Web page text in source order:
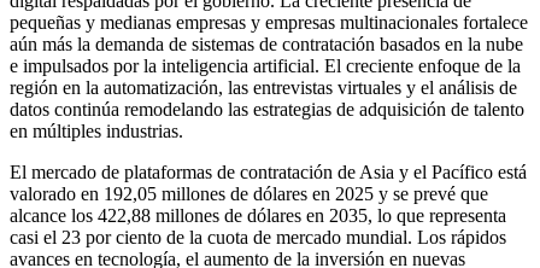
pequeñas y medianas empresas y empresas multinacionales fortalece
aún más la demanda de sistemas de contratación basados ​​en la nube
e impulsados ​​por la inteligencia artificial. El creciente enfoque de la
región en la automatización, las entrevistas virtuales y el análisis de
datos continúa remodelando las estrategias de adquisición de talento
en múltiples industrias.
El mercado de plataformas de contratación de Asia y el Pacífico está
valorado en 192,05 millones de dólares en 2025 y se prevé que
alcance los 422,88 millones de dólares en 2035, lo que representa
casi el 23 por ciento de la cuota de mercado mundial. Los rápidos
avances en tecnología, el aumento de la inversión en nuevas